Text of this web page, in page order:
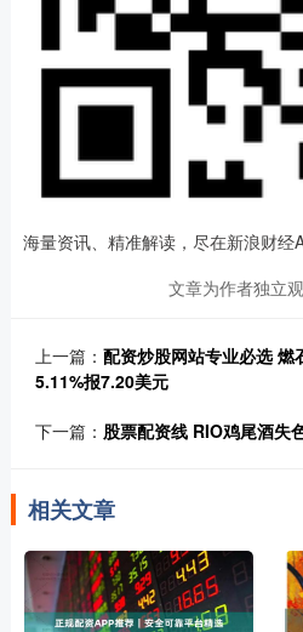
海量资讯、精准解读，尽在新浪财经
文章为作者独立
上一篇： 配资炒股网站专业必选 燃
5.11%报7.20美元
下一篇： 股票配资线 RIO鸡尾酒失
相关文章